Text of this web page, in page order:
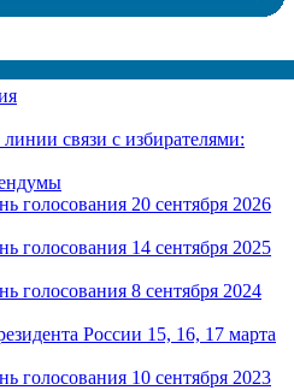
связи с избирателями:
голосования 20 сентября 2026
голосования 14 сентября 2025
голосования 8 сентября 2024
России 15, 16, 17 марта
голосования 10 сентября 2023